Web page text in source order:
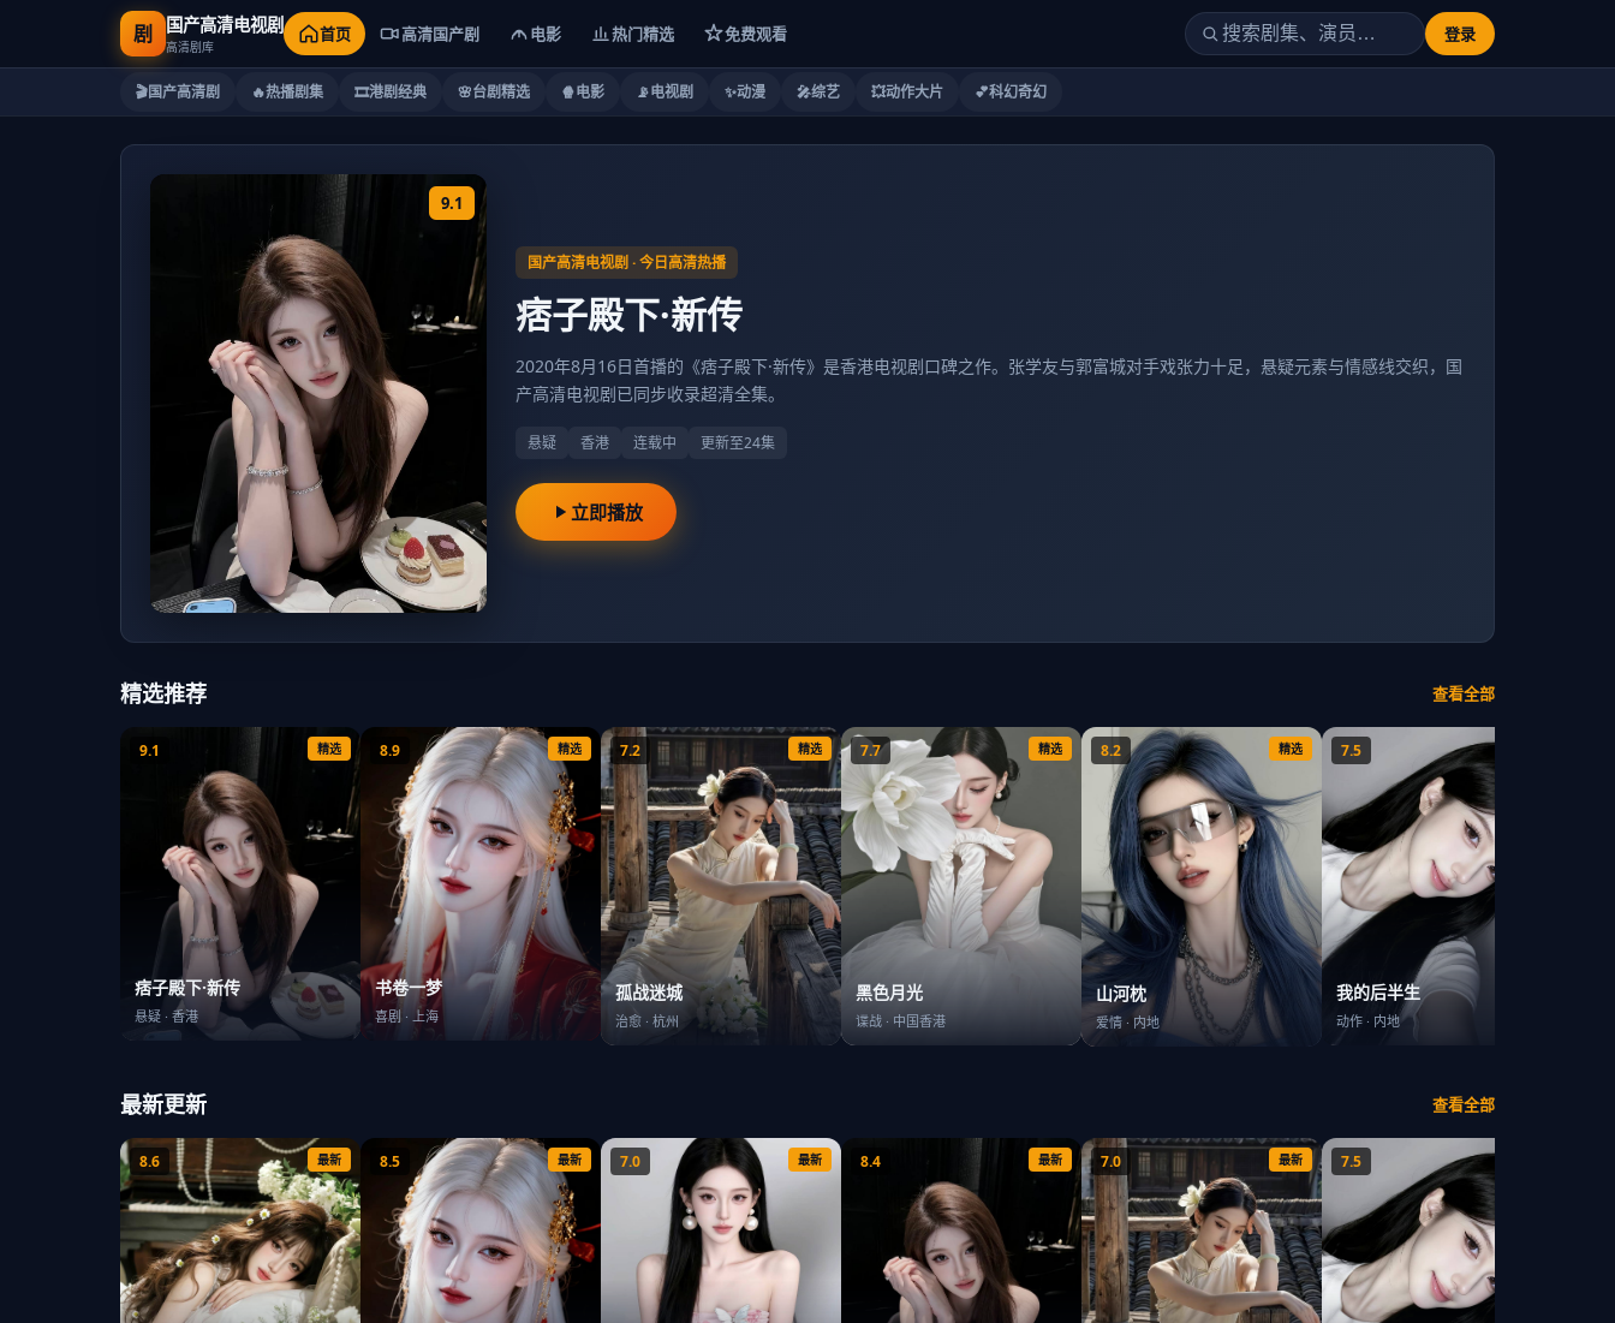
剧 国产高清电视剧
高清剧库
首页 高清国产剧 电影 热门精选 免费观看 登录
🎬国产高清剧 🔥热播剧集 🎞️港剧经典 🌸台剧精选 🍿电影 📡电视剧 ✨动漫 🎤综艺 💥动作大片 💕科幻奇幻
9.1
国产高清电视剧 · 今日高清热播
痞子殿下·新传
2020年8月16日首播的《痞子殿下·新传》是香港电视剧口碑之作。张学友与郭富城对手戏张力十足，悬疑元素与情感线交织，国
产高清电视剧已同步收录超清全集。
悬疑 香港 连载中 更新至24集
立即播放
精选推荐 查看全部
9.1 精选
痞子殿下·新传
悬疑 · 香港
8.9 精选
书卷一梦
喜剧 · 上海
7.2 精选
孤战迷城
治愈 · 杭州
7.7 精选
黑色月光
谍战 · 中国香港
8.2 精选
山河枕
爱情 · 内地
7.5
我的后半生
动作 · 内地
最新更新 查看全部
8.6 最新 8.5 最新 7.0 最新 8.4 最新 7.0 最新 7.5